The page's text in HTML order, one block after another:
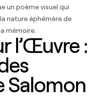
un poème visuel qui
nature éphémère de
mémoire.
l’Œuvre :
Salomon